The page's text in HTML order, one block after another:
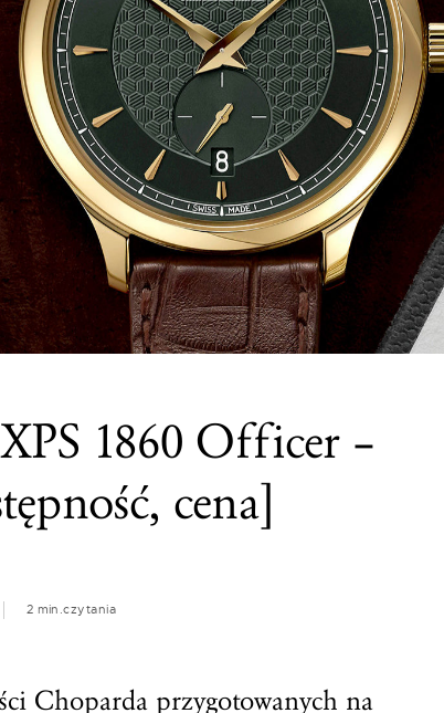
1860 Officer –
cena]
2 min.czytania
Choparda przygotowanych na